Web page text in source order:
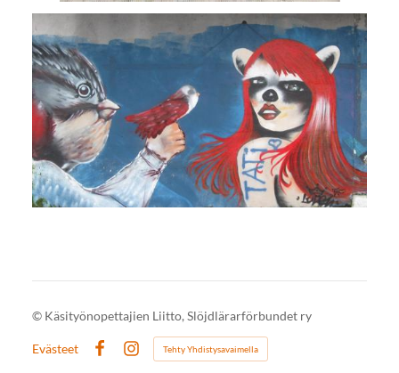
© Käsityönopettajien Liitto, Slöjdlärarförbundet ry
Evästeet
Instagram
Tehty Yhdistysavaimella